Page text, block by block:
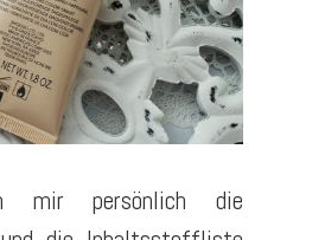
mir persönlich die